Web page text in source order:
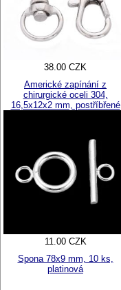
38.00 CZK
Americké zapínání z
chirurgické oceli 304,
16,5x12x2 mm, postříbřené
11.00 CZK
Spona 78x9 mm, 10 ks,
platinová